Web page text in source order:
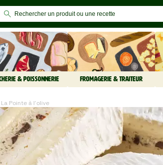
& POISSONNERIE FROMAGERIE & TRAITEUR
La Pointe à l'olive